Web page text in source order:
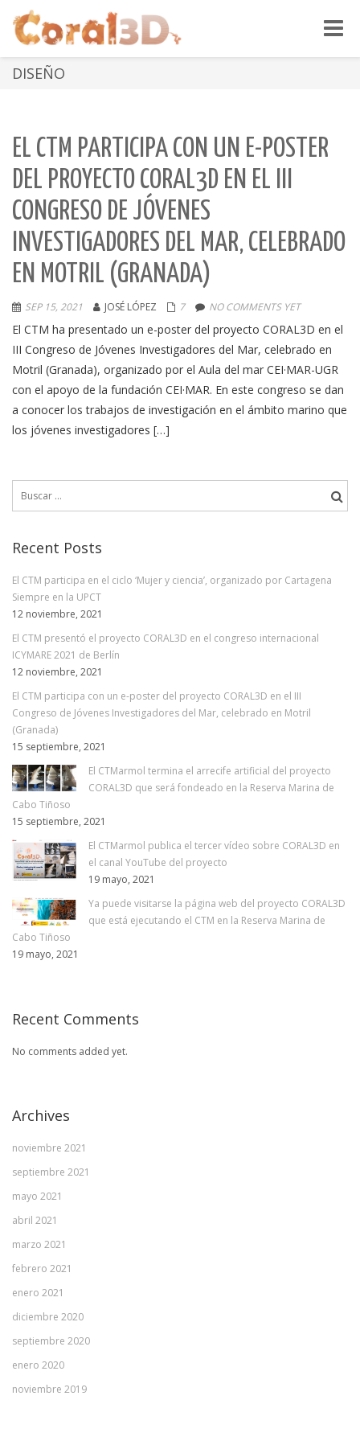
Toggle
DISEÑO
EL CTM PARTICIPA CON UN E-POSTER
DEL PROYECTO CORAL3D EN EL III
CONGRESO DE JÓVENES
INVESTIGADORES DEL MAR, CELEBRADO
EN MOTRIL (GRANADA)
SEP 15, 2021 JOSÉ LÓPEZ 7 NO COMMENTS YET
El CTM ha presentado un e-poster del proyecto CORAL3D en el
III Congreso de Jóvenes Investigadores del Mar, celebrado en
Motril (Granada), organizado por el Aula del mar CEI·MAR-UGR
con el apoyo de la fundación CEI·MAR. En este congreso se dan
a conocer los trabajos de investigación en el ámbito marino que
los jóvenes investigadores […]
Recent Posts
El CTM participa en el ciclo ‘Mujer y ciencia’, organizado por Cartagena
Siempre en la UPCT
12 noviembre, 2021
El CTM presentó el proyecto CORAL3D en el congreso internacional
ICYMARE 2021 de Berlín
12 noviembre, 2021
El CTM participa con un e-poster del proyecto CORAL3D en el III
Congreso de Jóvenes Investigadores del Mar, celebrado en Motril
(Granada)
15 septiembre, 2021
El CTMarmol termina el arrecife artificial del proyecto
CORAL3D que será fondeado en la Reserva Marina de
Cabo Tiñoso
15 septiembre, 2021
El CTMarmol publica el tercer vídeo sobre CORAL3D en
el canal YouTube del proyecto
19 mayo, 2021
Ya puede visitarse la página web del proyecto CORAL3D
que está ejecutando el CTM en la Reserva Marina de
Cabo Tiñoso
19 mayo, 2021
Recent Comments
No comments added yet.
Archives
noviembre 2021
septiembre 2021
mayo 2021
abril 2021
marzo 2021
febrero 2021
enero 2021
diciembre 2020
septiembre 2020
enero 2020
noviembre 2019